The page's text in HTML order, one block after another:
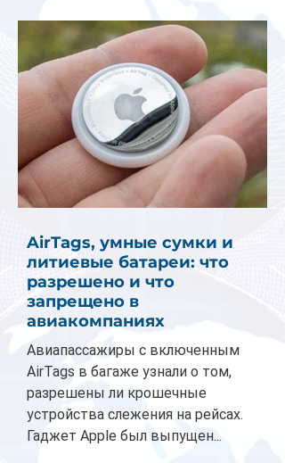
AirTags, умные сумки и
литиевые батареи: что
разрешено и что
запрещено в
авиакомпаниях
Авиапассажиры с включенным
AirTags в багаже узнали о том,
разрешены ли крошечные
устройства слежения на рейсах.
Гаджет Apple был выпущен...